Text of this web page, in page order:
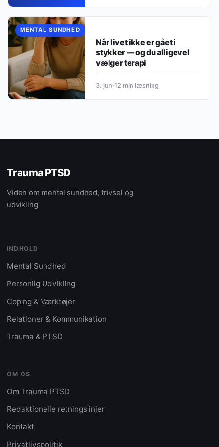
MENTAL SUNDHED
Når livet ikke er gået i
stykker — og du alligevel
vælger terapi
3. jun·12 min læsning
Trauma PTSD
Viden om mental sundhed, trivsel og
udvikling
INDHOLD
Mental Sundhed
Personlig Udvikling
Coping & Værktøjer
Relationer & Kommunikation
Trauma & PTSD
OM OS
Om Trauma PTSD
Redaktionelle retningslinjer
Kontakt
Privatlivspolitik